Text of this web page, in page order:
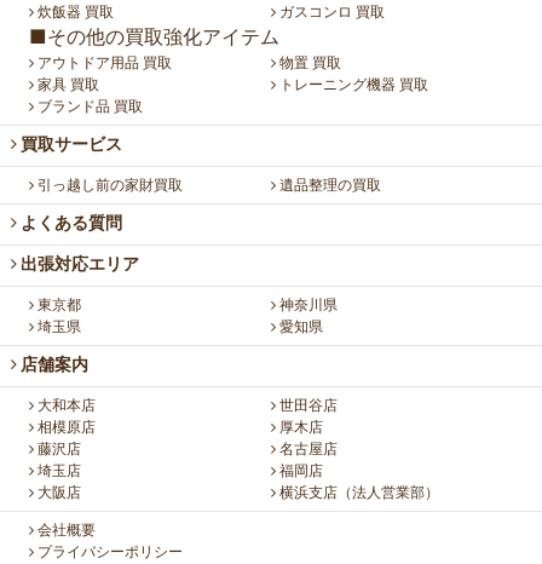
炊飯器 買取
ガスコンロ 買取
■その他の買取強化アイテム
アウトドア用品 買取
物置 買取
家具 買取
トレーニング機器 買取
ブランド品 買取
買取サービス
引っ越し前の家財買取 遺品整理の買取
よくある質問
出張対応エリア
東京都
神奈川県
埼玉県
愛知県
店舗案内
大和本店
世田谷店
相模原店
厚木店
藤沢店
名古屋店
埼玉店
福岡店
大阪店
横浜支店（法人営業部）
会社概要
プライバシーポリシー